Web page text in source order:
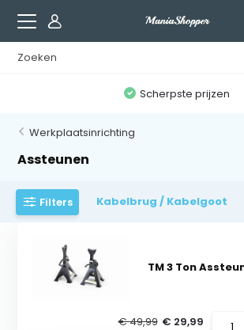
Scherpste prijzen
Werkplaatsinrichting
Assteunen
Filters Kabelbrug / Kabelgoot
TM 3 Ton
€ 49,99 € 29,99